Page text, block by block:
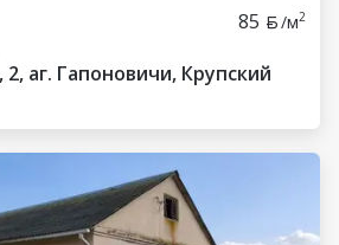
85 /м2
аг. Гапоновичи, Крупский